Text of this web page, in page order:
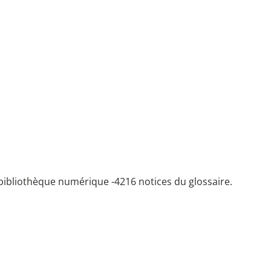
numérique -4216 notices du glossaire.